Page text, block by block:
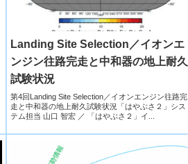
Landing Site Selection／イオンエ
ンジン往路完走と中和器の地上耐久
試験状況
第4回Landing Site Selection／イオンエンジン往路完
走と中和器の地上耐久試験状況「はやぶさ２」シス
テム担当 山口 智宏 ／ 「はやぶさ２」イ...